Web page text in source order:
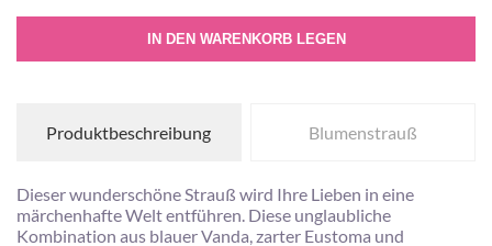
IN DEN WARENKORB LEGEN
Produktbeschreibung Blumenstrauß
Dieser wunderschöne Strauß wird Ihre Lieben in eine
märchenhafte Welt entführen. Diese unglaubliche
Kombination aus blauer Vanda, zarter Eustoma und